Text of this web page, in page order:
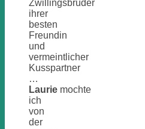
Zwillingsbruder
ihrer
besten
Freundin
und
vermeintlicher
Kusspartner
…
Laurie mochte
ich
von
der